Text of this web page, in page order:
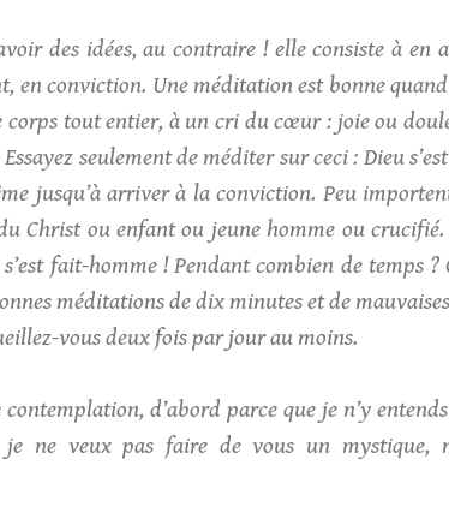
des idées, au contraire ! elle consiste à en
en conviction. Une méditation est bonne
corps tout entier, à un cri du cœur : joie ou
seulement de méditer sur ceci : Dieu
jusqu’à arriver à la conviction. Peu
Christ ou enfant ou jeune homme ou crucifié.
fait-homme ! Pendant combien de temps ?
méditations de dix minutes et de
vous deux fois par jour au moins.
contemplation, d’abord parce que je n’y
je ne veux pas faire de vous un mystique,